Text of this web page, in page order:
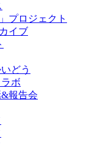
プロジェクト
イブ
どう
ボ
報告会